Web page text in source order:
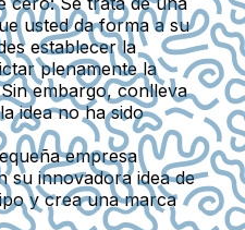
usted da forma a su
establecer la
plenamente la
embargo, conlleva
idea no ha sido
empresa
su innovadora idea de
y crea una marca